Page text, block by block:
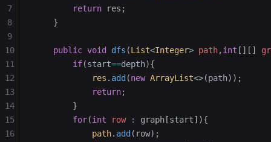
        return
res;
    }
    public
void dfs (List<Integer> path,int [][]
        if
(start==depth){
            res
. add (new ArrayList<>(path));
            return
;
        }
        for
(int row :
graph[start]){
            path
. add (row);
7
8
9
10
11
12
13
14
15
16